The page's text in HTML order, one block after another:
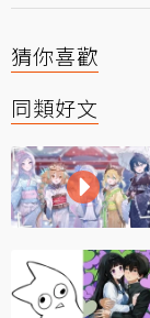
猜你喜歡
同類好文